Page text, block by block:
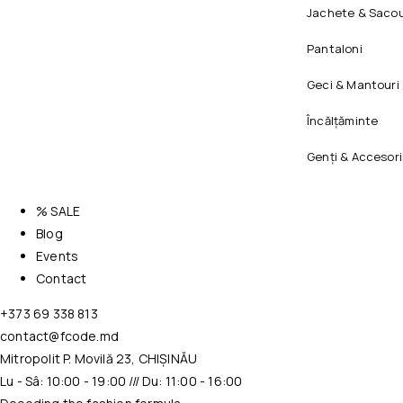
Jachete &
Pantaloni
Geci & Mantouri
Încălțăminte
Genți &
% SALE
Blog
Events
Contact
+373 69 338 813
contact@fcode.md
Mitropolit P. Movilă 23, CHIȘINĂU
Lu - Sâ: 10:00 - 19:00 /// Du: 11:00 - 16:00